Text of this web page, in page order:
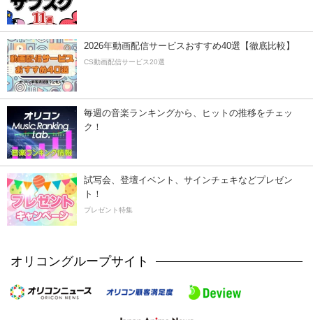
2026年動画配信サービスおすすめ40選【徹底比較】
CS動画配信サービス20選
毎週の音楽ランキングから、ヒットの推移をチェッ
ク！
試写会、登壇イベント、サインチェキなどプレゼン
ト！
プレゼント特集
オリコングループサイト